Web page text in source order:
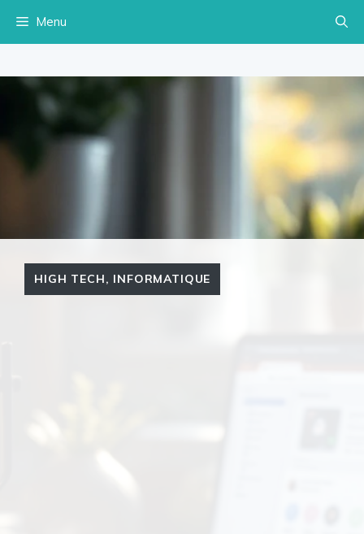
Menu
HIGH TECH, INFORMATIQUE